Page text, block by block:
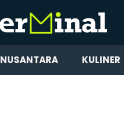
NUSANTARA KULINER